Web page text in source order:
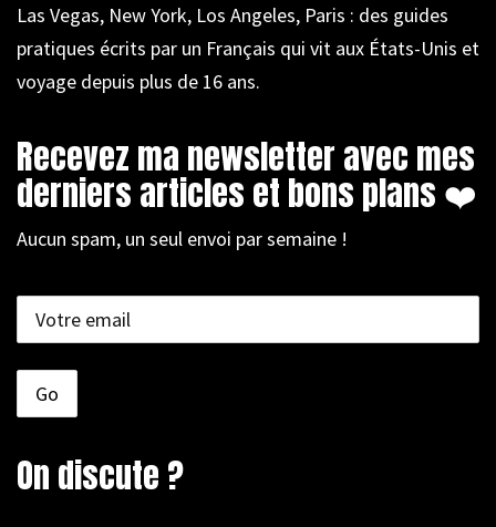
Las Vegas, New York, Los Angeles, Paris : des guides
pratiques écrits par un Français qui vit aux États-Unis et
voyage depuis plus de 16 ans.
Recevez ma newsletter avec mes
derniers articles et bons plans ❤️
Aucun spam, un seul envoi par semaine !
On discute ?